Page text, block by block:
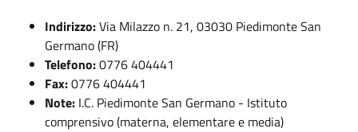
Indirizzo:Via Milazzo n. 21, 03030 Piedimonte San
Germano (FR)
Telefono:0776 404441
Fax:0776 404441
Note: I.C. Piedimonte San Germano - Istituto
comprensivo (materna, elementare e media)